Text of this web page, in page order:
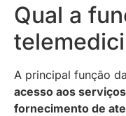
Qual a
A principal função
acesso aos
fornecimento de